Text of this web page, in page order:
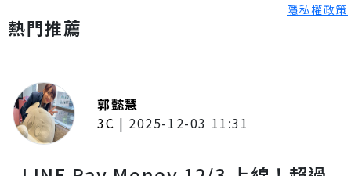
隱私權政策
熱門推薦
郭懿慧
3C | 2025-12-03 11:31